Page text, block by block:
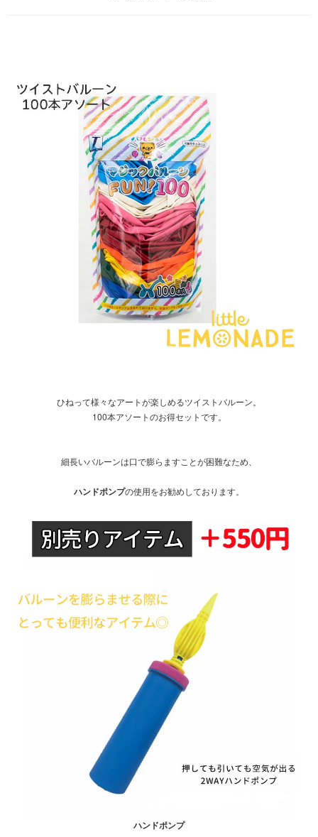
ひねって様々なアートが楽しめるツイストバルーン。
100本アソートのお得セットです。
細長いバルーンは口で膨らますことが困難なため、
ハンドポンプの使用をお勧めしております。
ハンドポンプ